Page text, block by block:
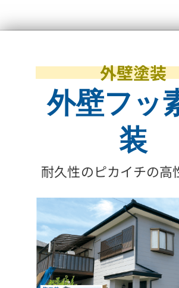
外壁塗装
外壁フッ
装
耐久性のピカイチの高